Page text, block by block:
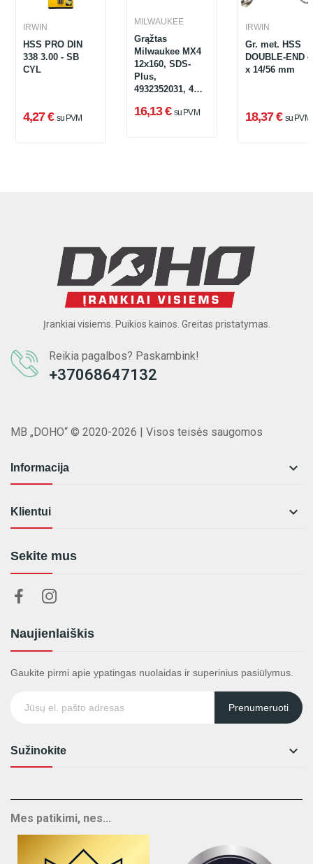
IRWIN
HSS PRO DIN
338 3.00 - SB
CYL
4,27 € su PVM
MILWAUKEE
Grąžtas
Milwaukee MX4
12x160, SDS-
Plus,
4932352031, 4
16,13 € su PVM
IRWIN
Gr. met. HSS
DOUBLE-END
x 14/56 mm
18,37 € su PVM
Įrankiai visiems. Puikios kainos. Greitas pristatymas.
Reikia pagalbos? Paskambink!
+37068647132
MB „DOHO“ © 2020-2026 | Visos teisės saugomos
Informacija 
Klientui 
Sekite mus
Naujienlaiškis
Gaukite pirmi apie ypatingas nuolaidas ir superinius pasiūlymus.
Prenumeruoti
Sužinokite 
Mes patikimi, nes...